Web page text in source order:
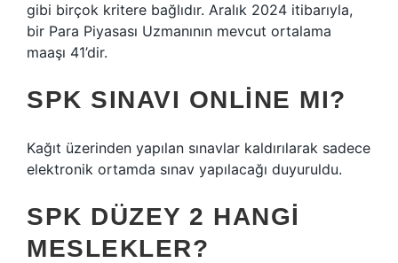
gibi birçok kritere bağlıdır. Aralık 2024 itibarıyla,
bir Para Piyasası Uzmanının mevcut ortalama
maaşı 41’dir.
SPK SINAVI ONLINE MI?
Kağıt üzerinden yapılan sınavlar kaldırılarak sadece
elektronik ortamda sınav yapılacağı duyuruldu.
SPK DÜZEY 2 HANGI
MESLEKLER?